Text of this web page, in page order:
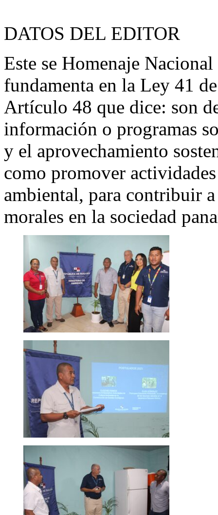
DATOS DEL EDITOR
Este se Homenaje
fundamenta en la Ley 41
Artículo 48 que dice: son
información o programas
y el aprovechamiento
como promover
ambiental, para contribuir
morales en la sociedad